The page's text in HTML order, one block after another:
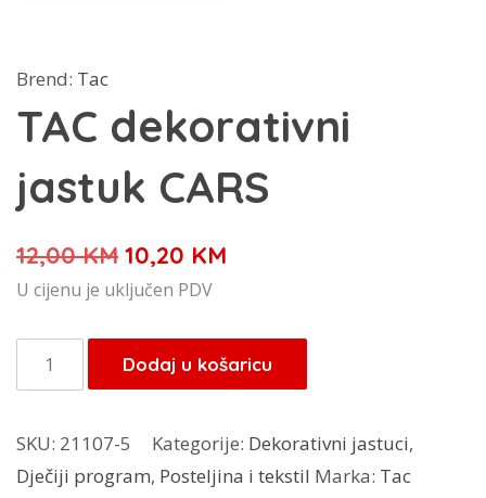
Brend: Tac
TAC dekorativni
jastuk CARS
12,00KM Izvorna
cijena
je:
12,00 KM.
10,20 KM
10,20 KM.
U cijenu je uključen PDV
TAC
dekorativni
CARS
količina
Dodaj u košaricu
SKU: 21107-5 Kategorije: Dekorativni jastuci,
Dječiji program, Posteljina i tekstil Marka: Tac